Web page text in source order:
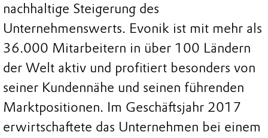
nachhaltige Steigerung des
Unternehmenswerts. Evonik ist mit mehr als
36.000 Mitarbeitern in über 100 Ländern
der Welt aktiv und profitiert besonders von
seiner Kundennähe und seinen führenden
Marktpositionen. Im Geschäftsjahr 2017
erwirtschaftete das Unternehmen bei einem